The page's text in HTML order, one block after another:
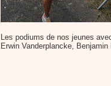
Les podiums de nos jeunes
Erwin Vanderplancke,